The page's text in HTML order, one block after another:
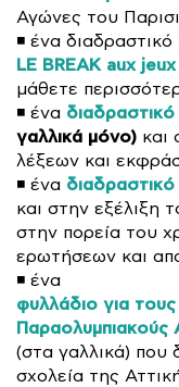
Αγώνες του
◾ ένα διαδραστικό
LE BREAK aux
μάθετε
◾ ένα διαδραστικό
γαλλικά μόνο) και
λέξεων και
◾ ένα διαδραστικό
και στην εξέλιξη
στην πορεία του
ερωτήσεων και
◾ ένα
φυλλάδιο για
Παραολυμπιακούς
(στα γαλλικά) που
σχολεία της